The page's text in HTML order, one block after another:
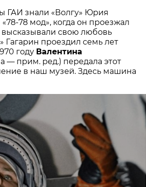
ГАИ знали «Волгу» Юрия
78 мод», когда он проезжал
высказывали свою любовь
Гагарин проездил семь лет
году Валентина
— прим. ред.) передала этот
в наш музей. Здесь машина